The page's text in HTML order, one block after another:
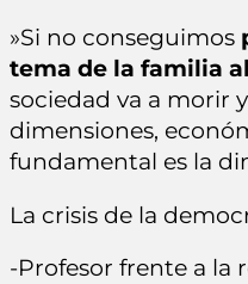
»Si no conseguimos
tema de la familia
sociedad va a morir
dimensiones,
fundamental es la
La crisis de la
-Profesor frente a la